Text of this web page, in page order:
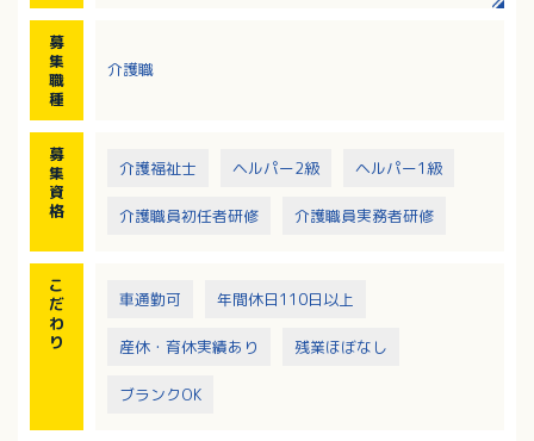
・レクリエーション、教養娯楽の援助
募
集
職
種
介護職
募
集
資
格
介護福祉士 ヘルパー2級 ヘルパー1級
介護職員初任者研修 介護職員実務者研修
こ
だ
わ
り
車通勤可 年間休日110日以上
産休・育休実績あり 残業ほぼなし
ブランクOK